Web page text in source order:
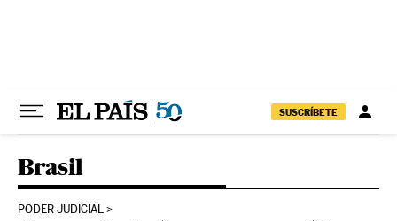
SUSCRÍBETE
Brasil
PODER JUDICIAL